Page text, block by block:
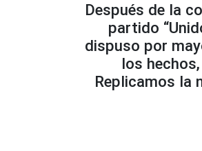
Después de la
partido
dispuso por
los
Replicamos la